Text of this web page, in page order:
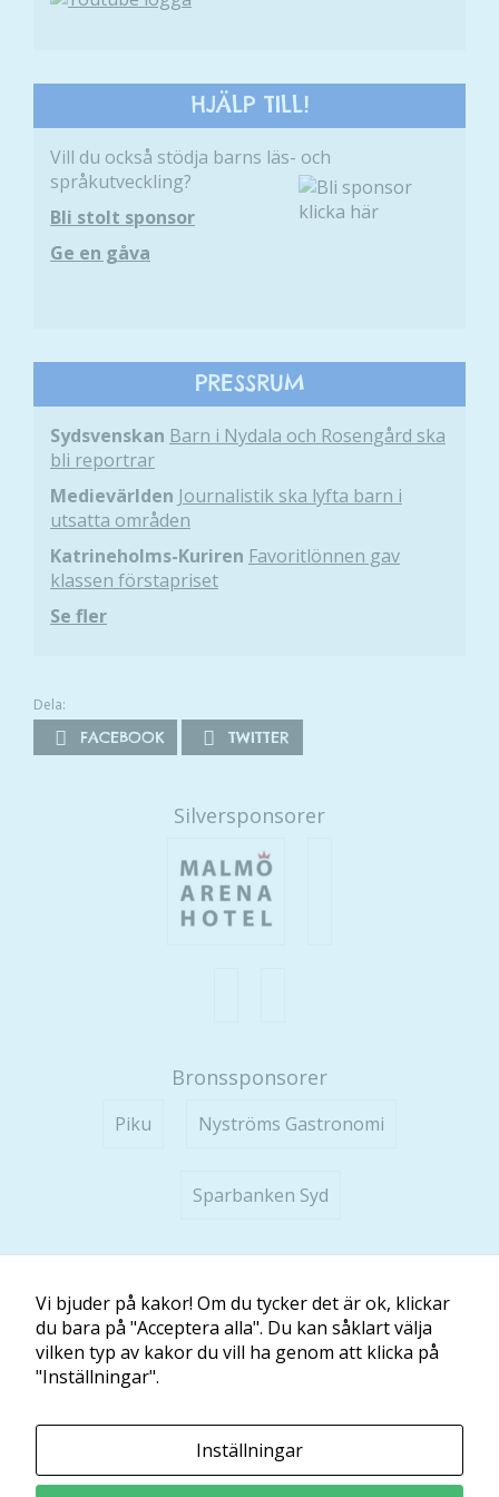
HJÄLP TILL!
Vill du också stödja barns läs- och
språkutveckling?
Bli stolt sponsor
Ge en gåva
PRESSRUM
Sydsvenskan Barn i Nydala och Rosengård ska
bli reportrar
Medievärlden Journalistik ska lyfta barn i
utsatta områden
Katrineholms-Kuriren Favoritlönnen gav
klassen förstapriset
Se fler
Dela:
FACEBOOK TWITTER
Silversponsorer
Bronssponsorer
Piku Nyströms Gastronomi
Sparbanken Syd
Läs och Lär McShane Education AB
Ansvarig utgivare: Maria McShane
Kontakt
Vi bjuder på kakor! Om du tycker det är ok, klickar
du bara på "Acceptera alla". Du kan såklart välja
vilken typ av kakor du vill ha genom att klicka på
"Inställningar".
Inställningar
bra som
möjligt
under ditt
besök. Om
du nekar de
här kakorna
Marknadsföring
Genom att dela
beteende när du
chansen att få se